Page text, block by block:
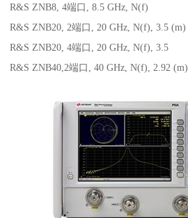
R&S ZNB8, 4端口, 8.5 GHz, N(f)
R&S ZNB20, 2端口, 20 GHz, N(f), 3.5 (m)
R&S ZNB20, 4端口, 20 GHz, N(f), 3.5
R&S ZNB40,2端口, 40 GHz, N(f), 2.92 (m)